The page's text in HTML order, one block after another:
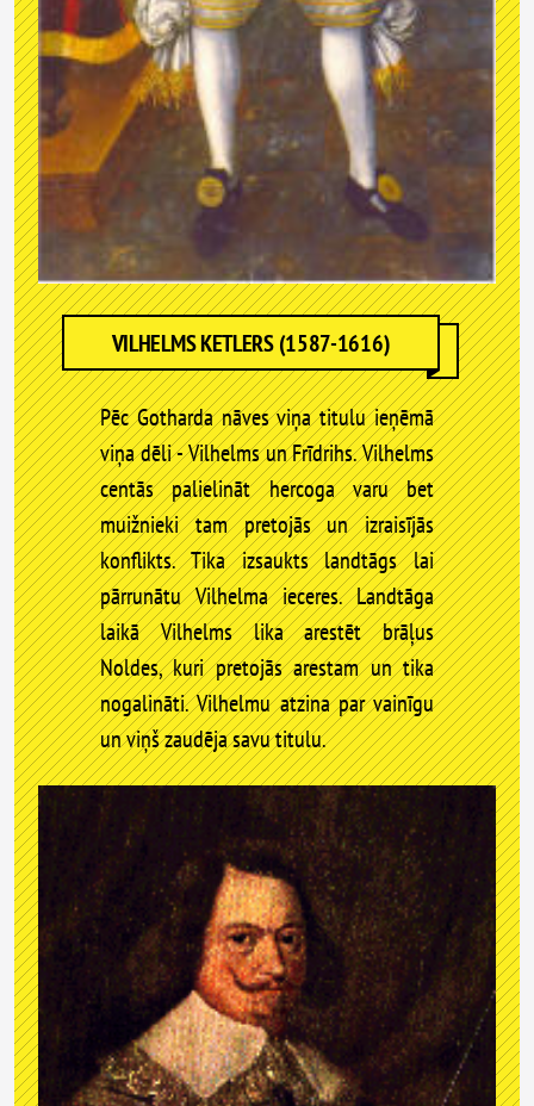
VILHELMS KETLERS (1587-1616)
Pēc Gotharda nāves viņa titulu ieņēmā
viņa dēli - Vilhelms un Frīdrihs. Vilhelms
centās palielināt hercoga varu bet
muižnieki tam pretojās un izraisījās
konflikts. Tika izsaukts landtāgs lai
pārrunātu Vilhelma ieceres. Landtāga
laikā Vilhelms lika arestēt brāļus
Noldes, kuri pretojās arestam un tika
nogalināti. Vilhelmu atzina par vainīgu
un viņš zaudēja savu titulu.